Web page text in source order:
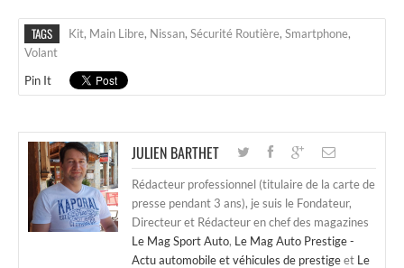
TAGS Kit, Main Libre, Nissan, Sécurité Routière, Smartphone,
Volant
Pin It
JULIEN BARTHET
Rédacteur professionnel (titulaire de la carte de
presse pendant 3 ans), je suis le Fondateur,
Directeur et Rédacteur en chef des magazines
Le Mag Sport Auto, Le Mag Auto Prestige -
Actu automobile et véhicules de prestigeet Le